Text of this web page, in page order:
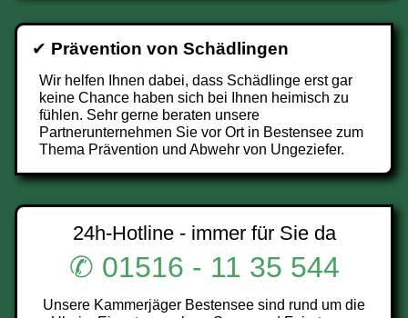
✔ Prävention von Schädlingen
Wir helfen Ihnen dabei, dass Schädlinge erst gar
keine Chance haben sich bei Ihnen heimisch zu
fühlen. Sehr gerne beraten unsere
Partnerunternehmen Sie vor Ort in Bestensee zum
Thema Prävention und Abwehr von Ungeziefer.
24h-Hotline - immer für Sie da
✆ 01516 - 11 35 544
Unsere Kammerjäger Bestensee sind rund um die